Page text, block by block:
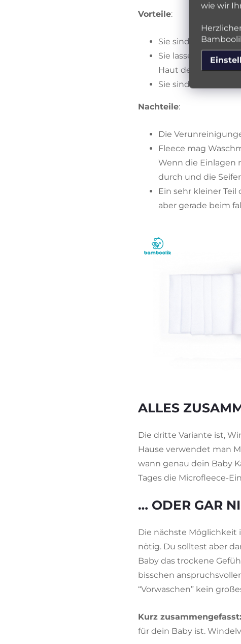
wie wir
Vorteile:
Sie sind stärker als
Sie lassen
Haut des Babys
Sie sind
Nachteile:
Die
Fleece mag
Wenn die Einlagen
durch und die
Ein sehr kleiner
aber gerade beim
ALLES
Die dritte Variante ist,
Hause verwendet man
wann genau dein Baby
Tages die Microfleece-
… ODER GAR
Die nächste Möglichkeit
nötig. Du solltest aber
Baby das trockene
bisschen
“Vorwaschen” kein
Kurz zusammengefasst:
für dein Baby ist.